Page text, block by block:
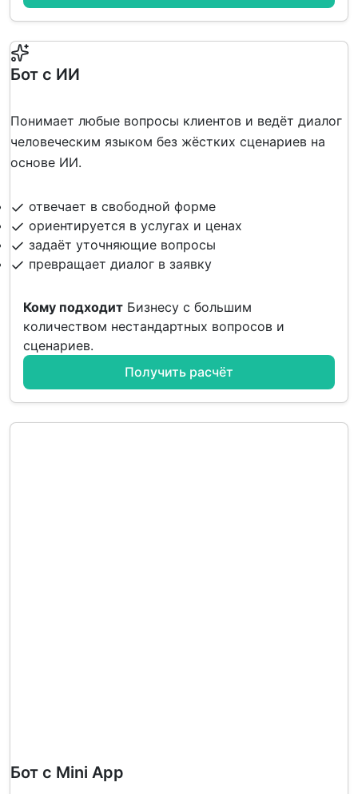
Бот с ИИ
Понимает любые вопросы клиентов и ведёт диалог
человеческим языком без жёстких сценариев на
основе ИИ.
отвечает в свободной форме
ориентируется в услугах и ценах
задаёт уточняющие вопросы
превращает диалог в заявку
Кому подходит Бизнесу с большим
количеством нестандартных вопросов и
сценариев.
Получить расчёт
Бот с Mini App